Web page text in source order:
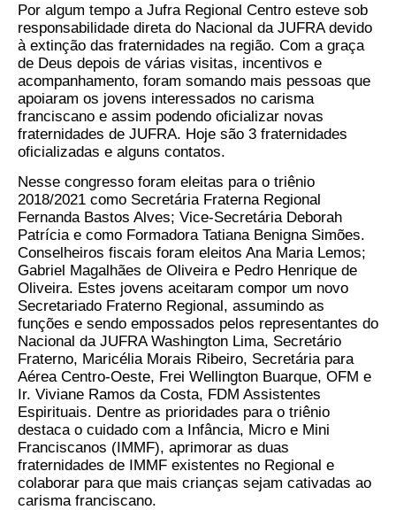
Por algum tempo a Jufra Regional Centro esteve sob
responsabilidade direta do Nacional da JUFRA devido
à extinção das fraternidades na região. Com a graça
de Deus depois de várias visitas, incentivos e
acompanhamento, foram somando mais pessoas que
apoiaram os jovens interessados no carisma
franciscano e assim podendo oficializar novas
fraternidades de JUFRA. Hoje são 3 fraternidades
oficializadas e alguns contatos.
Nesse congresso foram eleitas para o triênio
2018/2021 como Secretária Fraterna Regional
Fernanda Bastos Alves; Vice-Secretária Deborah
Patrícia e como Formadora Tatiana Benigna Simões.
Conselheiros fiscais foram eleitos Ana Maria Lemos;
Gabriel Magalhães de Oliveira e Pedro Henrique de
Oliveira. Estes jovens aceitaram compor um novo
Secretariado Fraterno Regional, assumindo as
funções e sendo empossados pelos representantes do
Nacional da JUFRA Washington Lima, Secretário
Fraterno, Maricélia Morais Ribeiro, Secretária para
Aérea Centro-Oeste, Frei Wellington Buarque, OFM e
Ir. Viviane Ramos da Costa, FDM Assistentes
Espirituais. Dentre as prioridades para o triênio
destaca o cuidado com a Infância, Micro e Mini
Franciscanos (IMMF), aprimorar as duas
fraternidades de IMMF existentes no Regional e
colaborar para que mais crianças sejam cativadas ao
carisma franciscano.